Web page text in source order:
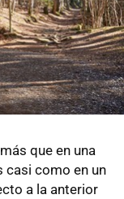
que en una
casi como en un
a la anterior